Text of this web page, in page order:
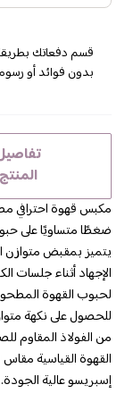
بدون فوائد أو
المنتج
مكبس قهوة احترافي
ضغطًا متساويًا على
يتميز بمقبض متوازن
الإجهاد أثناء جلسات
لحبوب القهوة
للحصول على نكهة
من الفولاذ المقاوم
إسبريسو عالية الجودة.